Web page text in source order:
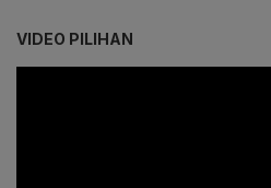
VIDEO PILIHAN